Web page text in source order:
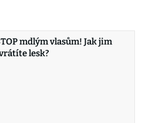
mdlým vlasům! Jak jim
lesk?